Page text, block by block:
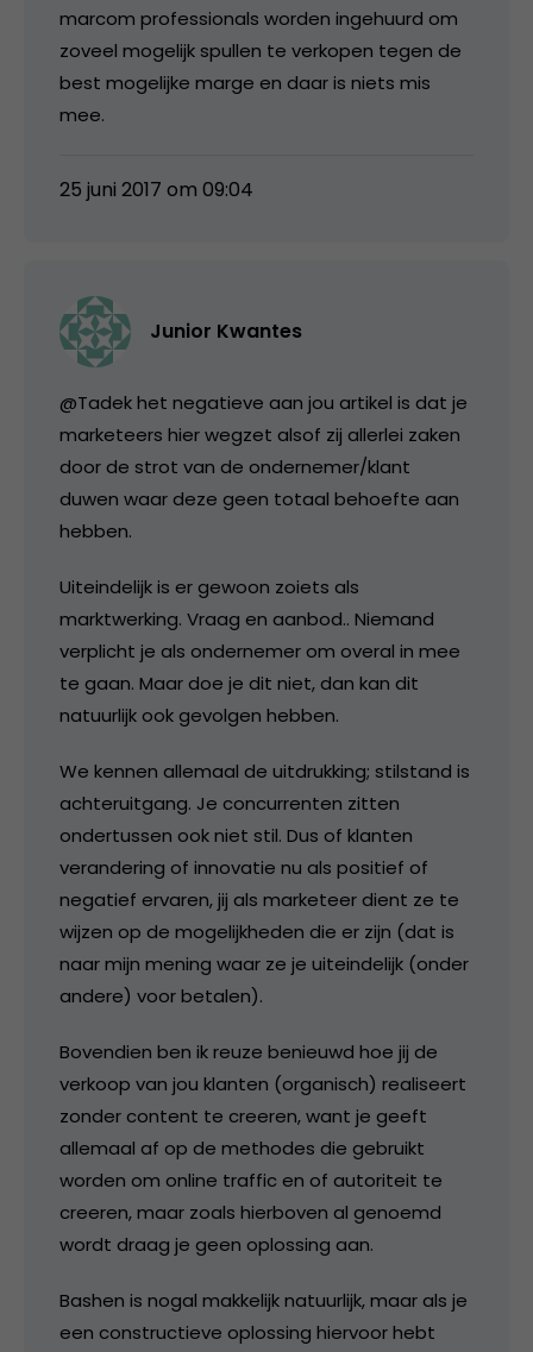
marcom professionals worden ingehuurd om
zoveel mogelijk spullen te verkopen tegen de
best mogelijke marge en daar is niets mis
mee.
25 juni 2017 om 09:04
Junior Kwantes
@Tadek het negatieve aan jou artikel is dat je
marketeers hier wegzet alsof zij allerlei zaken
door de strot van de ondernemer/klant
duwen waar deze geen totaal behoefte aan
hebben.
Uiteindelijk is er gewoon zoiets als
marktwerking. Vraag en aanbod.. Niemand
verplicht je als ondernemer om overal in mee
te gaan. Maar doe je dit niet, dan kan dit
natuurlijk ook gevolgen hebben.
We kennen allemaal de uitdrukking; stilstand is
achteruitgang. Je concurrenten zitten
ondertussen ook niet stil. Dus of klanten
verandering of innovatie nu als positief of
negatief ervaren, jij als marketeer dient ze te
wijzen op de mogelijkheden die er zijn (dat is
naar mijn mening waar ze je uiteindelijk (onder
andere) voor betalen).
Bovendien ben ik reuze benieuwd hoe jij de
verkoop van jou klanten (organisch) realiseert
zonder content te creeren, want je geeft
allemaal af op de methodes die gebruikt
worden om online traffic en of autoriteit te
creeren, maar zoals hierboven al genoemd
wordt draag je geen oplossing aan.
Bashen is nogal makkelijk natuurlijk, maar als je
een constructieve oplossing hiervoor hebt